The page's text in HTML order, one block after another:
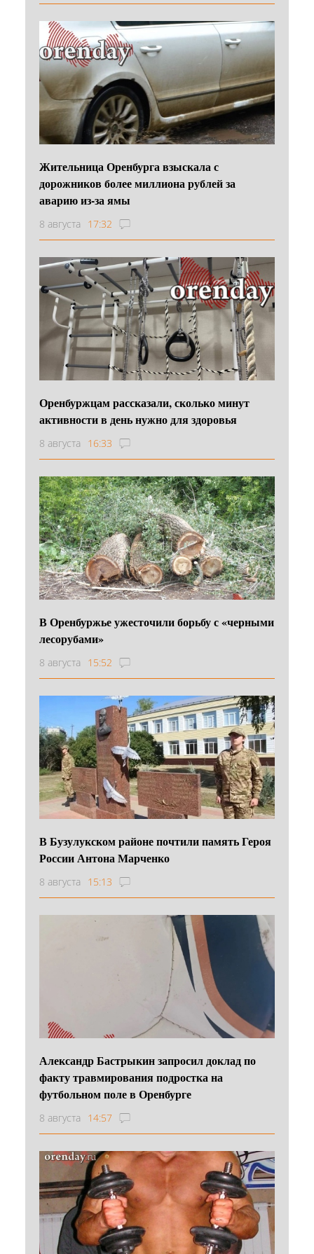
Жительница Оренбурга взыскала с
дорожников более миллиона рублей за
аварию из-за ямы
8 августа 17:32
Оренбуржцам рассказали, сколько минут
активности в день нужно для здоровья
8 августа 16:33
В Оренбуржье ужесточили борьбу с «черными
лесорубами»
8 августа 15:52
В Бузулукском районе почтили память Героя
России Антона Марченко
8 августа 15:13
Александр Бастрыкин запросил доклад по
факту травмирования подростка на
футбольном поле в Оренбурге
8 августа 14:57